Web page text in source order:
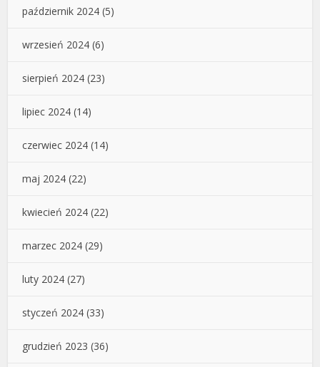
październik 2024 (5)
wrzesień 2024 (6)
sierpień 2024 (23)
lipiec 2024 (14)
czerwiec 2024 (14)
maj 2024 (22)
kwiecień 2024 (22)
marzec 2024 (29)
luty 2024 (27)
styczeń 2024 (33)
grudzień 2023 (36)